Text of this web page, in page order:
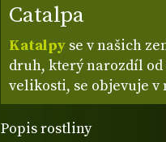
Catalpa
Katalpy se v našich
druh, který narozdíl
velikosti, se objevuje v
Popis rostliny